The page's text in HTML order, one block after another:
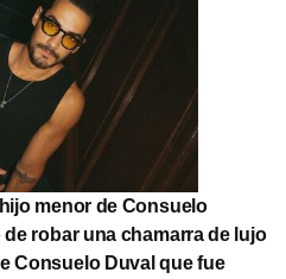
menor de Consuelo
robar una chamarra de lujo
Consuelo Duval que fue